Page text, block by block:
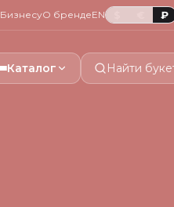
БизнесуО брендеEN ₽
Каталог Найти